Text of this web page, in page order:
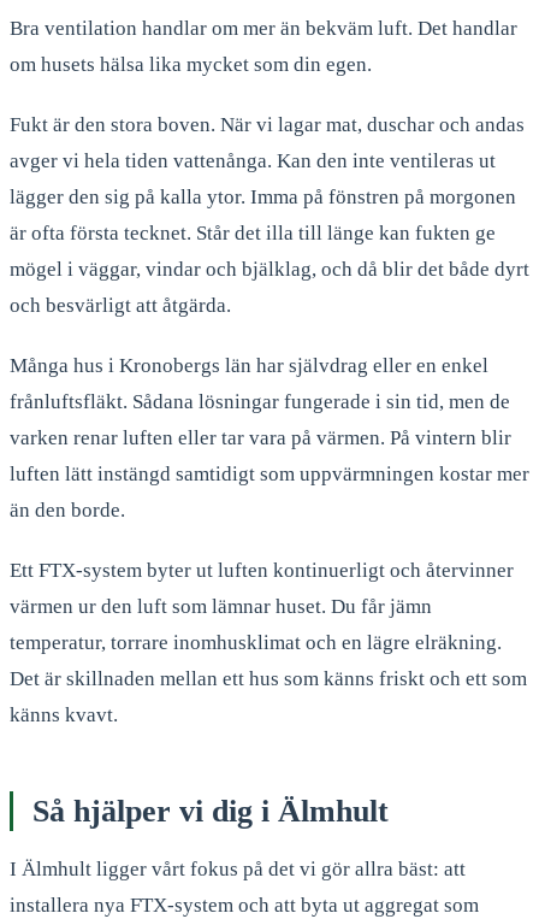
Bra ventilation handlar om mer än bekväm luft. Det handlar
om husets hälsa lika mycket som din egen.
Fukt är den stora boven. När vi lagar mat, duschar och andas
avger vi hela tiden vattenånga. Kan den inte ventileras ut
lägger den sig på kalla ytor. Imma på fönstren på morgonen
är ofta första tecknet. Står det illa till länge kan fukten ge
mögel i väggar, vindar och bjälklag, och då blir det både dyrt
och besvärligt att åtgärda.
Många hus i Kronobergs län har självdrag eller en enkel
frånluftsfläkt. Sådana lösningar fungerade i sin tid, men de
varken renar luften eller tar vara på värmen. På vintern blir
luften lätt instängd samtidigt som uppvärmningen kostar mer
än den borde.
Ett FTX-system byter ut luften kontinuerligt och återvinner
värmen ur den luft som lämnar huset. Du får jämn
temperatur, torrare inomhusklimat och en lägre elräkning.
Det är skillnaden mellan ett hus som känns friskt och ett som
känns kvavt.
Så hjälper vi dig i Älmhult
I Älmhult ligger vårt fokus på det vi gör allra bäst: att
installera nya FTX-system och att byta ut aggregat som